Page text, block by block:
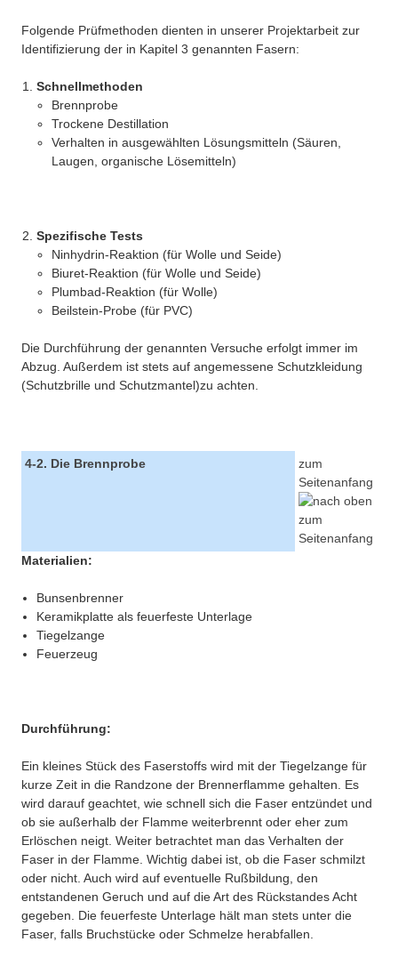
Folgende Prüfmethoden dienten in unserer Projektarbeit zur
Identifizierung der in Kapitel 3 genannten Fasern:
Schnellmethoden
Brennprobe
Trockene Destillation
Verhalten in ausgewählten Lösungsmitteln (Säuren,
Laugen, organische Lösemitteln)
Spezifische Tests
Ninhydrin-Reaktion (für Wolle und Seide)
Biuret-Reaktion (für Wolle und Seide)
Plumbad-Reaktion (für Wolle)
Beilstein-Probe (für PVC)
Die Durchführung der genannten Versuche erfolgt immer im
Abzug. Außerdem ist stets auf angemessene Schutzkleidung
(Schutzbrille und Schutzmantel)zu achten.
4-2. Die Brennprobe
zum
Seitenanfang
Materialien:
Bunsenbrenner
Keramikplatte als feuerfeste Unterlage
Tiegelzange
Feuerzeug
Durchführung:
Ein kleines Stück des Faserstoffs wird mit der Tiegelzange für
kurze Zeit in die Randzone der Brennerflamme gehalten. Es
wird darauf geachtet, wie schnell sich die Faser entzündet und
ob sie außerhalb der Flamme weiterbrennt oder eher zum
Erlöschen neigt. Weiter betrachtet man das Verhalten der
Faser in der Flamme. Wichtig dabei ist, ob die Faser schmilzt
oder nicht. Auch wird auf eventuelle Rußbildung, den
entstandenen Geruch und auf die Art des Rückstandes Acht
gegeben. Die feuerfeste Unterlage hält man stets unter die
Faser, falls Bruchstücke oder Schmelze herabfallen.